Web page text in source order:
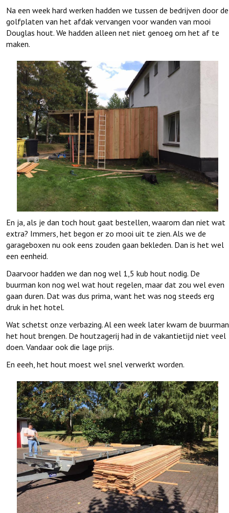
Na een week hard werken hadden we tussen de bedrijven door de
golfplaten van het afdak vervangen voor wanden van mooi
Douglas hout. We hadden alleen net niet genoeg om het af te
maken.
En ja, als je dan toch hout gaat bestellen, waarom dan niet wat
extra? Immers, het begon er zo mooi uit te zien. Als we de
garageboxen nu ook eens zouden gaan bekleden. Dan is het wel
een eenheid.
Daarvoor hadden we dan nog wel 1,5 kub hout nodig. De
buurman kon nog wel wat hout regelen, maar dat zou wel even
gaan duren. Dat was dus prima, want het was nog steeds erg
druk in het hotel.
Wat schetst onze verbazing. Al een week later kwam de buurman
het hout brengen. De houtzagerij had in de vakantietijd niet veel
doen. Vandaar ook die lage prijs.
En eeeh, het hout moest wel snel verwerkt worden.